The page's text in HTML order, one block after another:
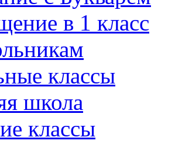
в 1 класс
классы
школа
классы